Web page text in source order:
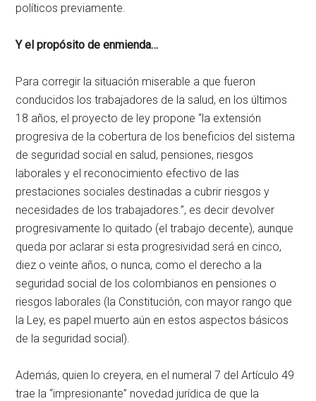
políticos previamente.
Y el propósito de enmienda…
Para corregir la situación miserable a que fueron
conducidos los trabajadores de la salud, en los últimos
18 años, el proyecto de ley propone “la extensión
progresiva de la cobertura de los beneficios del sistema
de seguridad social en salud, pensiones, riesgos
laborales y el reconocimiento efectivo de las
prestaciones sociales destinadas a cubrir riesgos y
necesidades de los trabajadores.”, es decir devolver
progresivamente lo quitado (el trabajo decente), aunque
queda por aclarar si esta progresividad será en cinco,
diez o veinte años, o nunca, como el derecho a la
seguridad social de los colombianos en pensiones o
riesgos laborales (la Constitución, con mayor rango que
la Ley, es papel muerto aún en estos aspectos básicos
de la seguridad social).
Además, quien lo creyera, en el numeral 7 del Artículo 49
trae la “impresionante” novedad jurídica de que la